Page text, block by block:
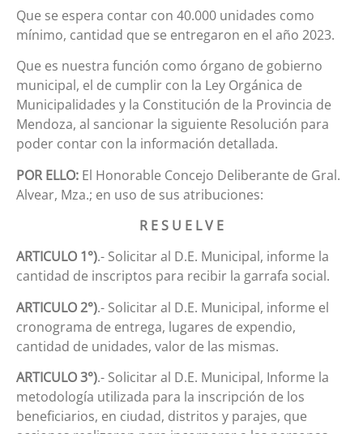
Que se espera contar con 40.000 unidades como
mínimo, cantidad que se entregaron en el año 2023.
Que es nuestra función como órgano de gobierno
municipal, el de cumplir con la Ley Orgánica de
Municipalidades y la Constitución de la Provincia de
Mendoza, al sancionar la siguiente Resolución para
poder contar con la información detallada.
POR ELLO: El Honorable Concejo Deliberante de Gral.
Alvear, Mza.; en uso de sus atribuciones:
R E S U E L V E
ARTICULO 1°).- Solicitar al D.E. Municipal, informe la
cantidad de inscriptos para recibir la garrafa social.
ARTICULO 2°).- Solicitar al D.E. Municipal, informe el
cronograma de entrega, lugares de expendio,
cantidad de unidades, valor de las mismas.
ARTICULO 3°).- Solicitar al D.E. Municipal, Informe la
metodología utilizada para la inscripción de los
beneficiarios, en ciudad, distritos y parajes, que